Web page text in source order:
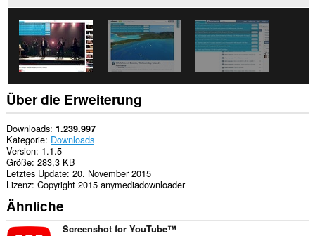
Über die Erweiterung
Downloads 1.239.997
Kategorie Downloads
Version 1.1.5
Größe 283,3 KB
Letztes Update 20. November 2015
Lizenz Copyright 2015 anymediadownloader
Ähnliche
Screenshot for YouTube™